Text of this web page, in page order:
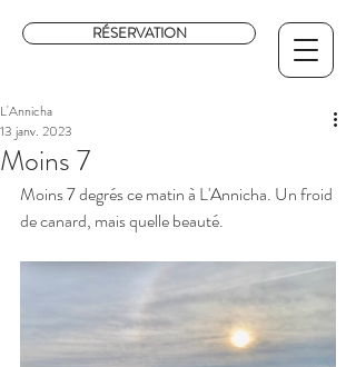
RÉSERVATION
Moins 7
L'Annicha
13 janv. 2023
Moins 7 degrés ce matin à L'Annicha. Un froid
de canard, mais quelle beauté.